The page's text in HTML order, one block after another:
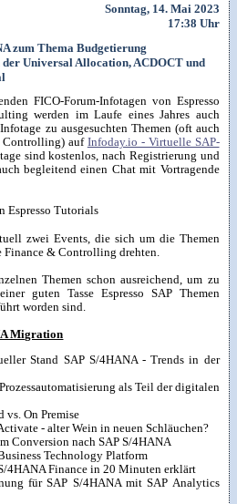
Sonntag, 14. Mai 2023
17:38 Uhr
zum Thema Budgetierung
Universal Allocation, ACDOCT und
FICO-Forum-Infotagen von Espresso
werden im Laufe eines Jahres auch
zu ausgesuchten Themen (oft auch
Controlling) auf Infoday.io - Virtuelle SAP-
sind kostenlos, nach Registrierung und
begleitend einen Chat mit Vortragende
zwei Events, die sich um die Themen
Finance & Controlling drehten.
Themen schon ausreichend, um zu
guten Tasse Espresso SAP Themen
worden sind.
Migration
Stand SAP S/4HANA - Trends in der
als Teil der digitalen
vs. On Premise
- alter Wein in neuen Schläuchen?
Conversion nach SAP S/4HANA
Technology Platform
4HANA Finance in 20 Minuten erklärt
für SAP S/4HANA mit SAP Analytics